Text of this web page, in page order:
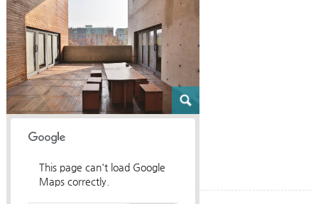
This page can't load Google
Maps correctly.